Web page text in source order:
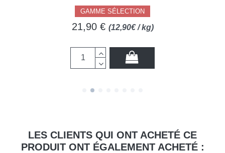
GAMME SÉLECTION
21,90 € (12,90€ / kg)
LES CLIENTS QUI ONT ACHETÉ CE
PRODUIT ONT ÉGALEMENT ACHETÉ :